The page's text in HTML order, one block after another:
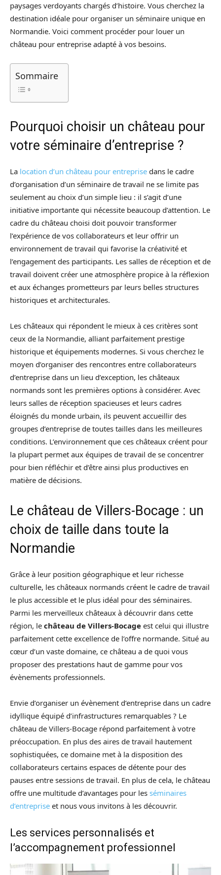
paysages verdoyants chargés d’histoire. Vous cherchez la
destination idéale pour organiser un séminaire unique en
Normandie. Voici comment procéder pour louer un
château pour entreprise adapté à vos besoins.
Sommaire
Pourquoi choisir un château pour
votre séminaire d’entreprise ?
La location d’un château pour entreprise dans le cadre
d’organisation d’un séminaire de travail ne se limite pas
seulement au choix d’un simple lieu : il s’agit d’une
initiative importante qui nécessite beaucoup d’attention. Le
cadre du château choisi doit pouvoir transformer
l’expérience de vos collaborateurs et leur offrir un
environnement de travail qui favorise la créativité et
l’engagement des participants. Les salles de réception et de
travail doivent créer une atmosphère propice à la réflexion
et aux échanges prometteurs par leurs belles structures
historiques et architecturales.
Les châteaux qui répondent le mieux à ces critères sont
ceux de la Normandie, alliant parfaitement prestige
historique et équipements modernes. Si vous cherchez le
moyen d’organiser des rencontres entre collaborateurs
d’entreprise dans un lieu d’exception, les châteaux
normands sont les premières options à considérer. Avec
leurs salles de réception spacieuses et leurs cadres
éloignés du monde urbain, ils peuvent accueillir des
groupes d’entreprise de toutes tailles dans les meilleures
conditions. L’environnement que ces châteaux créent pour
la plupart permet aux équipes de travail de se concentrer
pour bien réfléchir et d’être ainsi plus productives en
matière de décisions.
Le château de Villers-Bocage : un
choix de taille dans toute la
Normandie
Grâce à leur position géographique et leur richesse
culturelle, les châteaux normands créent le cadre de travail
le plus accessible et le plus idéal pour des séminaires.
Parmi les merveilleux châteaux à découvrir dans cette
région, le château de Villers-Bocage est celui qui illustre
parfaitement cette excellence de l’offre normande. Situé au
cœur d’un vaste domaine, ce château a de quoi vous
proposer des prestations haut de gamme pour vos
évènements professionnels.
Envie d’organiser un évènement d’entreprise dans un cadre
idyllique équipé d’infrastructures remarquables ? Le
château de Villers-Bocage répond parfaitement à votre
préoccupation. En plus des aires de travail hautement
sophistiquées, ce domaine met à la disposition des
collaborateurs certains espaces de détente pour des
pauses entre sessions de travail. En plus de cela, le château
offre une multitude d’avantages pour les séminaires
d’entreprise et nous vous invitons à les découvrir.
Les services personnalisés et
l’accompagnement professionnel